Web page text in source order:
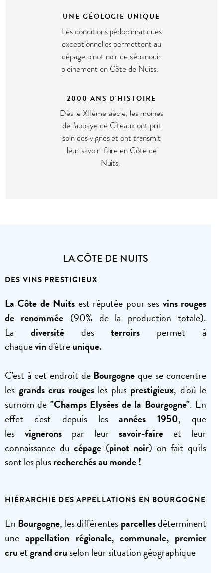
UNE GÉOLOGIE UNIQUE
Les conditions pédoclimatiques
exceptionnelles permettent au
cépage pinot noir de s'épanouir
pleinement en Côte de Nuits.
2000 ANS D'HISTOIRE
Dès le XIIème siècle, les moines
de l'abbaye de Cîteaux ont prit
soin des vignes et ont transmit
leur savoir-faire en Côte de
Nuits.
LA CÔTE DE NUITS
DES VINS PRESTIGIEUX
La Côte de Nuits est réputée pour ses vins rouges
de renommée (90% de la production totale).
La diversité des terroirs permet à
chaquevind'êtreunique.
C'est à cet endroit de Bourgogne que se concentre
les grands crus rougesles plus prestigieux, d'où le
surnom de "Champs Elysées de la Bourgogne". En
effet c'est depuis lesannées 1950, que
les vignerons par leur savoir-faire et leur
connaissance ducépage (pinot noir) on fait qu'ils
sont les plusrecherchés au monde !
HIÉRARCHIE DES APPELLATIONS EN BOURGOGNE
En Bourgogne, les différentes parcellesdéterminent
uneappellation régionale, communale, premier
cruetgrand cru selon leur situation géographique